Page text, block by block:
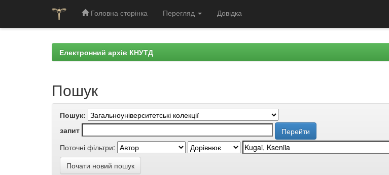
Головна сторінка Перегляд Довідка
Електронний архів КНУТД
Пошук
Пошук:
запит
Поточні фільтри:
Почати новий пошук